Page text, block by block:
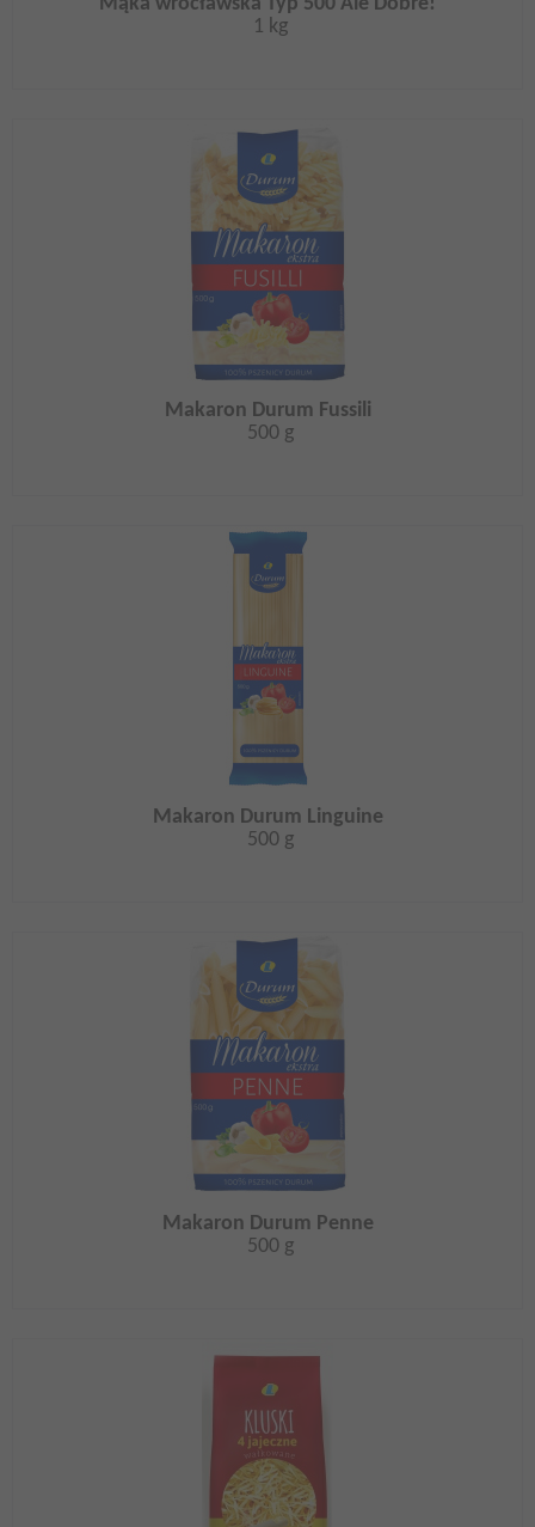
1 kg
Makaron Durum Fussili
500 g
Makaron Durum Linguine
500 g
Makaron Durum Penne
500 g